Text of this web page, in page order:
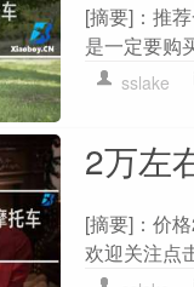
[摘要]：推
是一定要购
sslake
2万左
[摘要]：价
欢迎关注点